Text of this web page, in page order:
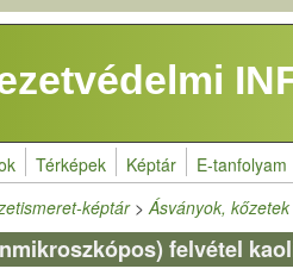
Térképek Képtár E-tanfolyam
képtár>Ásványok,
felvétel